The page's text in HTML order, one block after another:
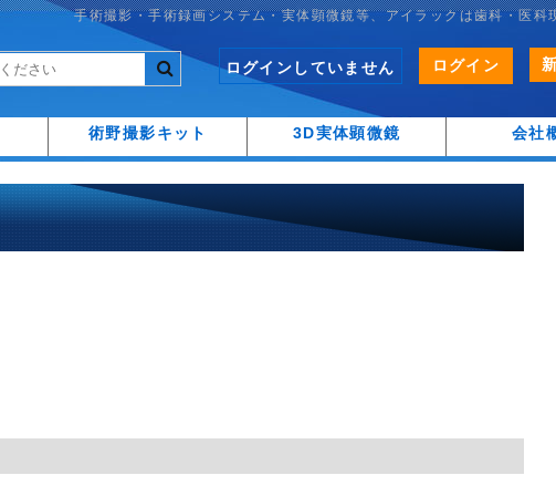
手術撮影・手術録画システム・実体顕微鏡等、アイラックは歯科・医
ログインしていません ログイン
術野撮影キット 3D実体顕微鏡 会社